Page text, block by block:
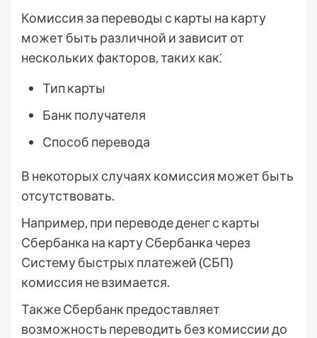
Комиссия за переводы с карты на карту
может быть различной и зависит от
нескольких факторов, таких как⁚
Тип карты
Банк получателя
Способ перевода
В некоторых случаях комиссия может быть
отсутствовать.
Например, при переводе денег с карты
Сбербанка на карту Сбербанка через
Систему быстрых платежей (СБП)
комиссия не взимается.
Также Сбербанк предоставляет
возможность переводить без комиссии до